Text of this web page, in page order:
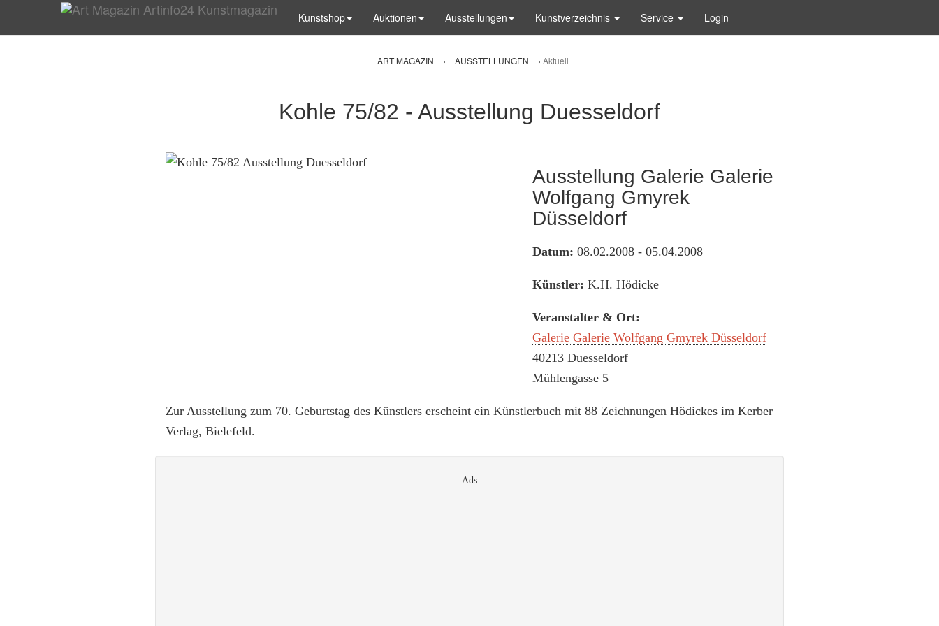
Kunstshop Auktionen Ausstellungen Kunstverzeichnis Service Login
ART MAGAZIN › AUSSTELLUNGEN › Aktuell
Kohle 75/82 - Ausstellung Duesseldorf
Ausstellung Galerie Galerie
Wolfgang Gmyrek
Düsseldorf
Datum: 08.02.2008 - 05.04.2008
Künstler: K.H. Hödicke
Veranstalter & Ort:
Galerie Galerie Wolfgang Gmyrek Düsseldorf
40213 Duesseldorf
Mühlengasse 5
Zur Ausstellung zum 70. Geburtstag des Künstlers erscheint ein Künstlerbuch mit 88 Zeichnungen Hödickes im Kerber
Verlag, Bielefeld.
Ads